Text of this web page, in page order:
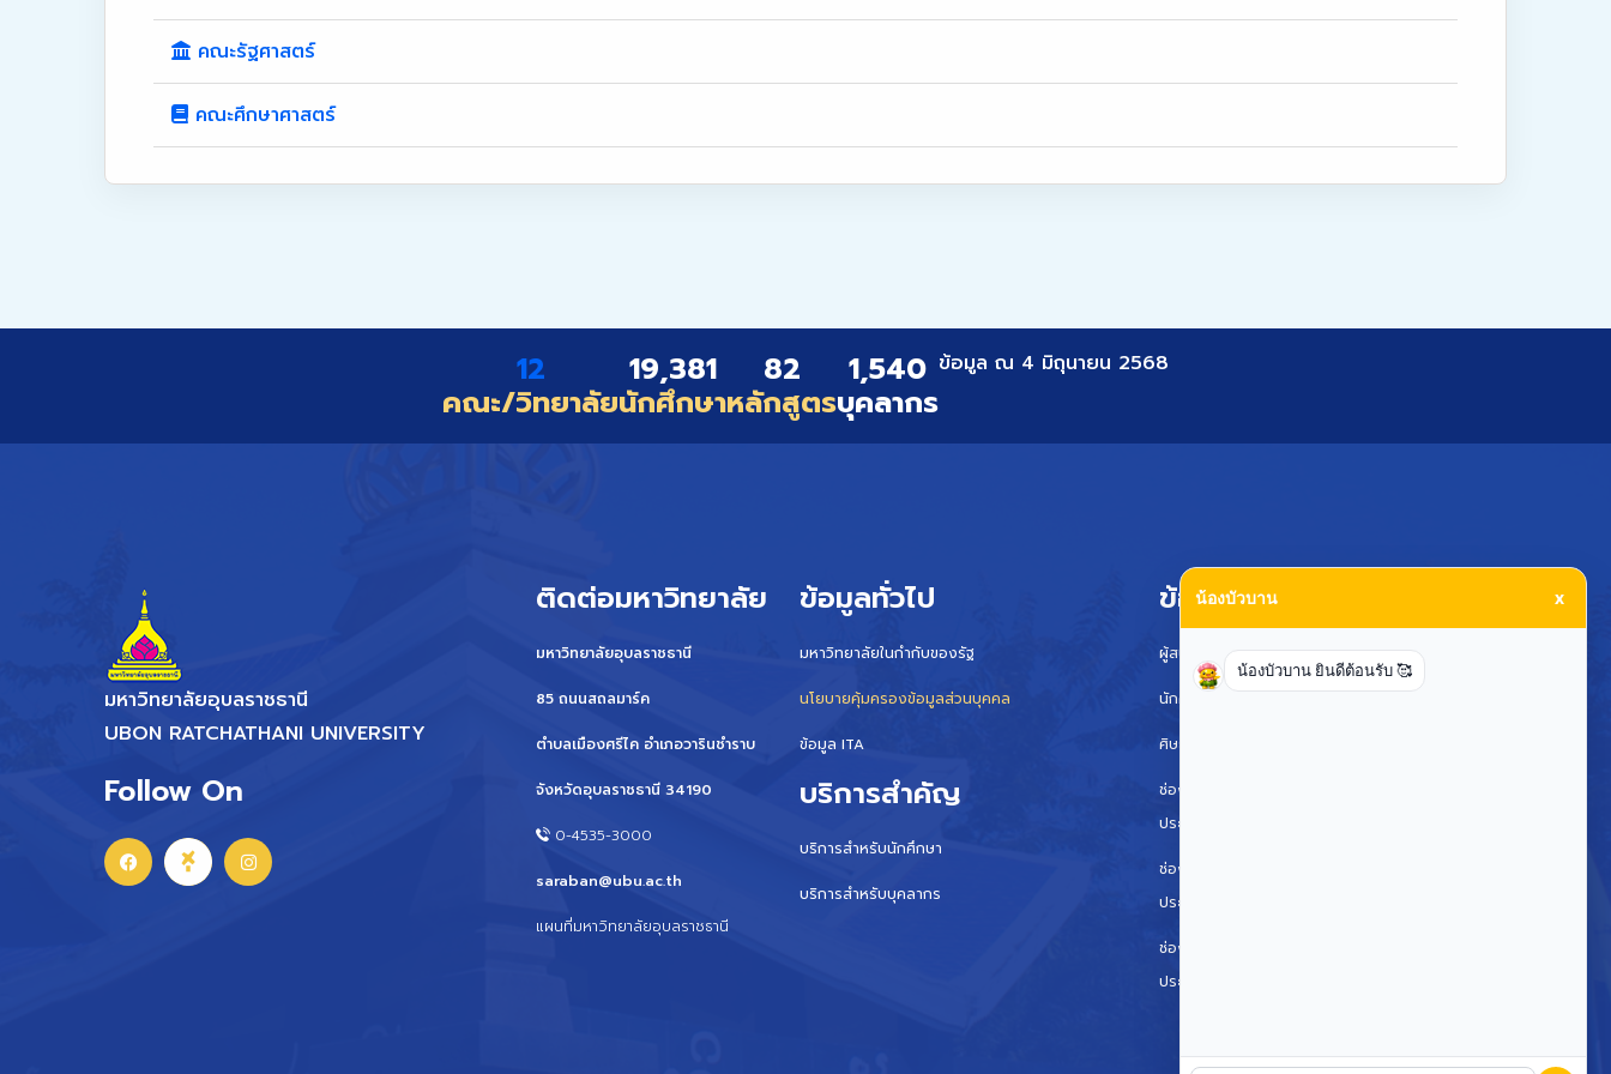
คณะรัฐศาสตร์
คณะศึกษาศาสตร์
12
คณะ/วิทยาลัย
19,381
นักศึกษา
82
หลักสูตร
1,540
บุคลากร
ข้อมูล ณ 4 มิถุนายน 2568
มหาวิทยาลัยอุบลราชธานี
UBON RATCHATHANI UNIVERSITY
Follow On
ติดต่อมหาวิทยาลัย
มหาวิทยาลัยอุบลราชธานี
85 ถนนสถลมาร์ค
ตำบลเมืองศรีไค อำเภอวารินชำราบ
จังหวัดอุบลราชธานี 34190
0-4535-3000
saraban@ubu.ac.th
แผนที่มหาวิทยาลัยอุบลราชธานี
ข้อมูลทั่วไป
มหาวิทยาลัยในกำกับของรัฐ
นโยบายคุ้มครองข้อมูลส่วนบุคคล
ข้อมูล ITA
บริการสำคัญ
บริการสำหรับนักศึกษา
บริการสำหรับบุคลากร
ข้อมูลสำหรับ
ผู้สนใจเข้าศึกษา
นักศึกษา
ศิษย์เก่า
ช่องทางแจ้งเรื่องร้องเรียนการทุจริตและ
ประพฤติมิชอบมหาวิทยาลัยอุบลราชธานี
ช่องทางแจ้งเรื่องร้องเรียนการทุจริตและ
ประพฤติมิชอบ (ป.ป.ช.)
ช่องทางแจ้งเรื่องร้องเรียนการทุจริตและ
ประพฤติมิชอบ ป.ป.ท.
น้องบัวบาน x
น้องบัวบาน ยินดีต้อนรับ 🥰